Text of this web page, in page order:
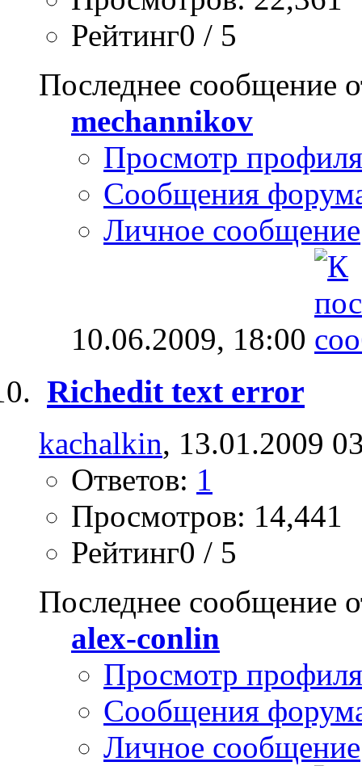
Рейтинг0 / 5
Последнее сообщение
mechannikov
Просмотр профиля
Сообщения
Личное сообщение
10.06.2009, 18:00
Richedit text error
kachalkin, 13.01.2009
Ответов: 1
Просмотров: 14,441
Рейтинг0 / 5
Последнее сообщение
alex-conlin
Просмотр профиля
Сообщения
Личное сообщение